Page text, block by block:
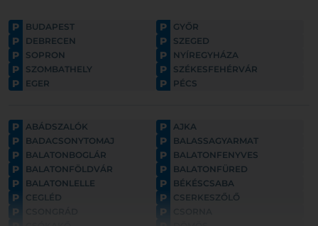
P BUDAPEST P GYŐR
P DEBRECEN P SZEGED
P SOPRON P NYÍREGYHÁZA
P SZOMBATHELY P SZÉKESFEHÉRVÁR
P EGER P PÉCS
P ABÁDSZALÓK P AJKA
P BADACSONYTOMAJ P BALASSAGYARMAT
P BALATONBOGLÁR P BALATONFENYVES
P BALATONFÖLDVÁR P BALATONFÜRED
P BALATONLELLE P BÉKÉSCSABA
P CEGLÉD P CSERKESZŐLŐ
P P